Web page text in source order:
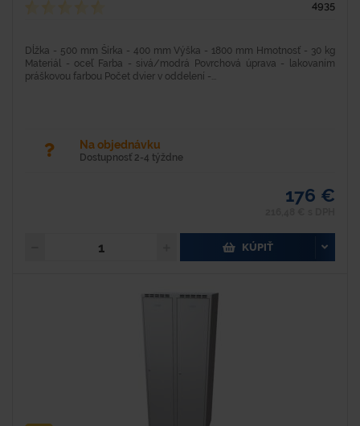
4935
Dĺžka - 500 mm Šírka - 400 mm Výška - 1800 mm Hmotnosť - 30 kg
Materiál - oceľ Farba - sivá/modrá Povrchová úprava - lakovaním
práškovou farbou Počet dvier v oddelení -...
Na objednávku
Dostupnosť 2-4 týždne
176 €
KÚPIŤ